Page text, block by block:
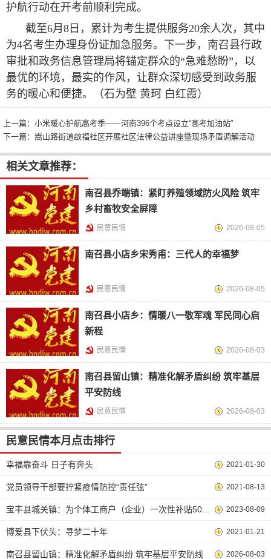
护航行动在开考前顺利完成。
截至6月8日，累计为考生提供服务20余人次，其中
为4名考生办理身份证加急服务。下一步，南召县行政
审批和政务信息管理局将锚定群众的“急难愁盼”，以
最优的环境，最实的作风，让群众深切感受到政务服
务的暖心和便捷。（石为壁 黄珂 白红霞）
上一篇： 小米暖心护航高考季——河南396个考点设立“高考加油站”
下一篇： 嵩山路街道啟福社区开展社区法律公益讲座暨现场矛盾调解活动
相关文章推荐：
南召县乔端镇：紧盯养殖领域防火风险 筑牢
乡村畜牧安全屏障
民意民情 2026-08-05
南召县小店乡宋秀甫：三代人的幸福梦
民意民情 2026-08-05
南召县小店乡：情暖八一敬军魂 军民同心启
新程
民意民情 2026-08-03
南召县留山镇：精准化解矛盾纠纷 筑牢基层
平安防线
民意民情 2026-08-03
民意民情本月点击排行
幸福靠奋斗 日子有奔头 2021-01-30
党员领导干部要拧紧疫情防控“责任弦” 2021-08-13
2023-08-09
博爱县下伏头：寻梦二十年 2021-01-21
南召县留山镇：精准化解矛盾纠纷 筑牢基层平安防线 2026-08-03